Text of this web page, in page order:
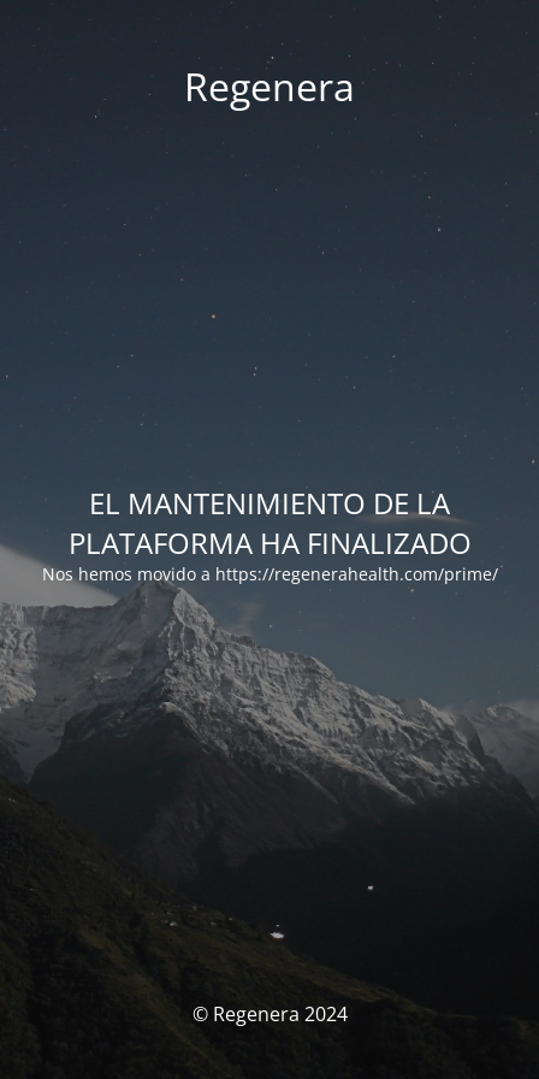
Regenera
EL MANTENIMIENTO DE LA
PLATAFORMA HA FINALIZADO
Nos hemos movido a https://regenerahealth.com/prime/
© Regenera 2024